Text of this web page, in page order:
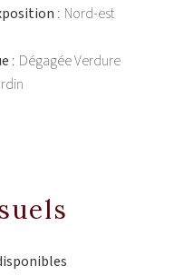
Nord-est
Dégagée Verdure